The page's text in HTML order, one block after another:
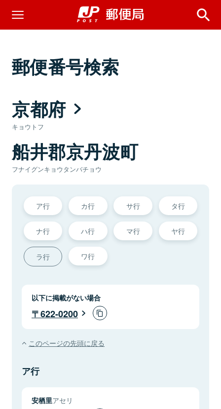
郵便番号検索
京都府
キョウトフ
船井郡京丹波町
フナイグンキョウタンバチョウ
ア行 カ行 サ行 タ行
ナ行 ハ行 マ行 ヤ行
ラ行 ワ行
以下に掲載がない場合
622-0200
このページの先頭に戻る
ア行
安栖里アセリ